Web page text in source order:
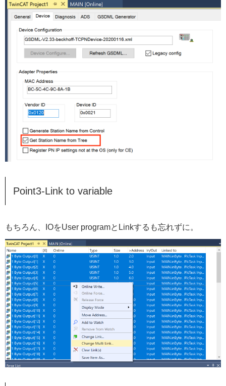
Point3-Link to variable
もちろん、IOをUser programとLinkするも忘れずに。